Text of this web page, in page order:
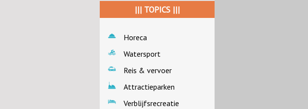
||| TOPICS |||
Horeca
Watersport
Reis & vervoer
Attractieparken
Verblijfsrecreatie